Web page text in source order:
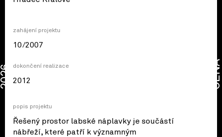
zahájení projektu
10/2007
dokončení realizace
2012
popis projektu
Řešený prostor labské náplavky je součástí
nábřeží, které patří k významným
2026 CENA